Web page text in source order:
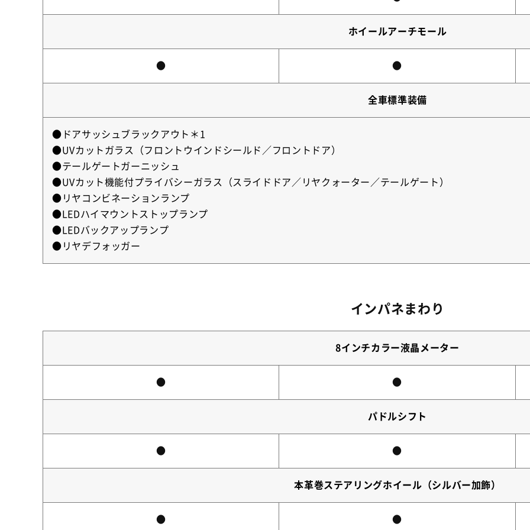
ホイールアーチモール
● ●
全車標準装備
●ドアサッシュブラックアウト＊1
●UVカットガラス（フロントウインドシールド／フロントドア）
●テールゲートガーニッシュ
●UVカット機能付プライバシーガラス（スライドドア／リヤクォーター／テールゲート）
●リヤコンビネーションランプ
●LEDハイマウントストップランプ
●LEDバックアップランプ
●リヤデフォッガー
インパネまわり
8インチカラー液晶メーター
● ●
パドルシフト
● ●
本革巻ステアリングホイール（シルバー加飾）
● ●